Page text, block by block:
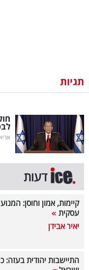
וצרכנות
דיגיטל
וטק
שיווק
ופרסום
משפט
מדדים
דעות
תגיות
דעות
קיימות, אמון וחוסן:
עסקית
יאיר אבידן
התיישבות יהודית בעזה: